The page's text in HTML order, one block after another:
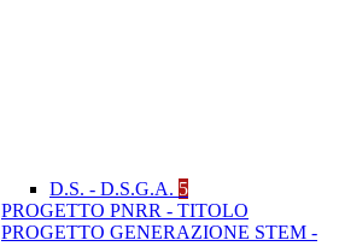
D.S. - D.S.G.A. 5
PROGETTO PNRR - TITOLO
PROGETTO GENERAZIONE STEM -